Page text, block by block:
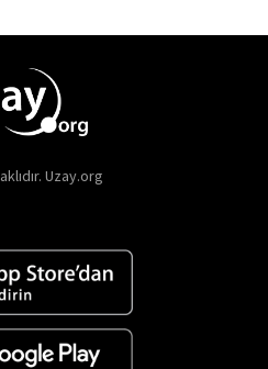
Uzay.org